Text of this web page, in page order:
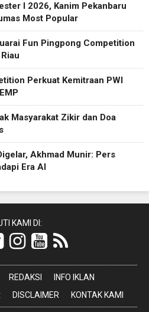
I 2026, Kanim Pekanbaru
Most Popular
Fun Pingpong Competition
Perkuat Kemitraan PWI
Masyarakat Zikir dan Doa
Akhmad Munir: Pers
Era AI
KAMI DI:
REDAKSI
INFO IKLAN
DISCLAIMER KONTAK KAMI